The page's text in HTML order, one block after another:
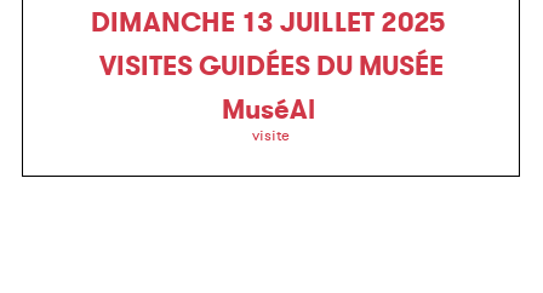
DIMANCHE 13 JUILLET 2025
VISITES GUIDÉES DU MUSÉE
MuséAl
visite